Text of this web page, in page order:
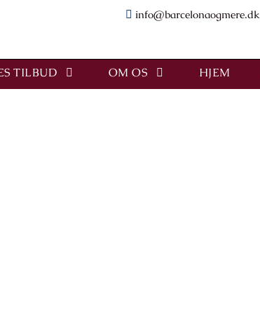
info@barcelonaogmere.dk
TILBUD OM OS HJEM